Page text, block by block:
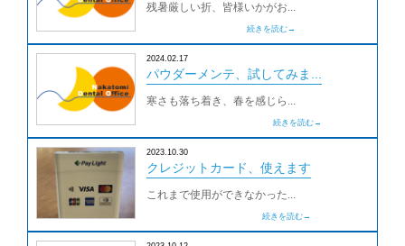
残暑厳しい折、皆様いかがお...
続きを読む→
2024.02.17
パウダーメンテ、試してみま...
寒さも落ち着き、春を感じら...
続きを読む→
2023.10.30
クレジットカード、使えます
これまで使用ができなかった...
続きを読む→